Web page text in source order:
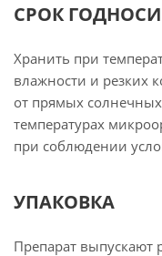
СРОК
Хранить при
влажности и резких
от прямых
температурах
при соблюдении
УПАКОВКА
Препарат выпускают